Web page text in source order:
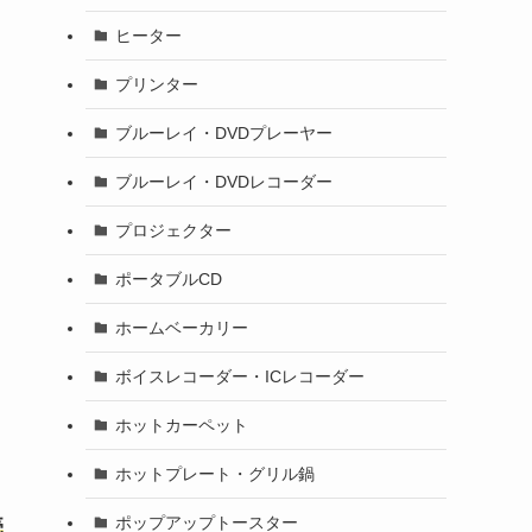
ヒーター
プリンター
ブルーレイ・DVDプレーヤー
ブルーレイ・DVDレコーダー
プロジェクター
ポータブルCD
ホームベーカリー
ボイスレコーダー・ICレコーダー
ホットカーペット
ホットプレート・グリル鍋
ポップアップトースター